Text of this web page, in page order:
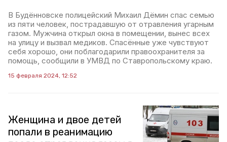
В Будённовске полицейский Михаил Дёмин спас семью
из пяти человек, пострадавшую от отравления угарным
газом. Мужчина открыл окна в помещении, вынес всех
на улицу и вызвал медиков. Спасённые уже чувствуют
себя хорошо, они поблагодарили правоохранителя за
помощь, сообщили в УМВД по Ставропольскому краю.
15 февраля 2024, 12:52
Женщина и двое детей
попали в реанимацию